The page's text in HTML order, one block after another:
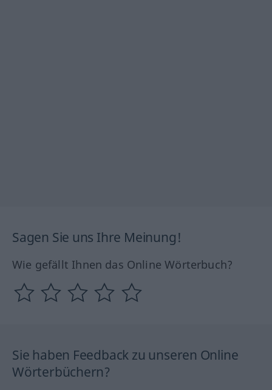
Sagen Sie uns Ihre Meinung!
Wie gefällt Ihnen das Online Wörterbuch?
Sie haben Feedback zu unseren Online
Wörterbüchern?